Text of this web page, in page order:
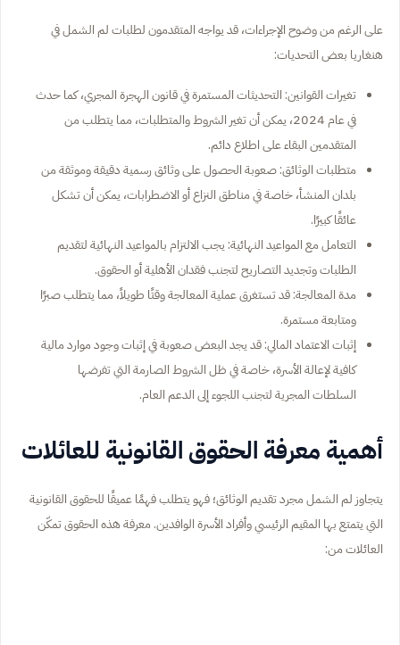
على الرغم من وضوح الإجراءات، قد يواجه المتقدمون لطلبات لم الشمل في
هنغاريا بعض التحديات:
تغيرات القوانين: التحديثات المستمرة في قانون الهجرة المجري، كما حدث
في عام 2024، يمكن أن تغير الشروط والمتطلبات، مما يتطلب من
المتقدمين البقاء على اطلاع دائم.
متطلبات الوثائق: صعوبة الحصول على وثائق رسمية دقيقة وموثقة من
بلدان المنشأ، خاصة في مناطق النزاع أو الاضطرابات، يمكن أن تشكل
عائقًا كبيرًا.
التعامل مع المواعيد النهائية: يجب الالتزام بالمواعيد النهائية لتقديم
الطلبات وتجديد التصاريح لتجنب فقدان الأهلية أو الحقوق.
مدة المعالجة: قد تستغرق عملية المعالجة وقتًا طويلاً، مما يتطلب صبرًا
ومتابعة مستمرة.
إثبات الاعتماد المالي: قد يجد البعض صعوبة في إثبات وجود موارد مالية
كافية لإعالة الأسرة، خاصة في ظل الشروط الصارمة التي تفرضها
السلطات المجرية لتجنب اللجوء إلى الدعم العام.
أهمية معرفة الحقوق القانونية للعائلات
يتجاوز لم الشمل مجرد تقديم الوثائق؛ فهو يتطلب فهمًا عميقًا للحقوق القانونية
التي يتمتع بها المقيم الرئيسي وأفراد الأسرة الوافدين. معرفة هذه الحقوق تمكّن
العائلات من: